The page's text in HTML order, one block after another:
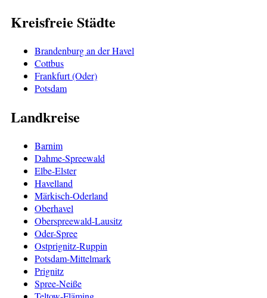
Kreisfreie Städte
Brandenburg an der Havel
Cottbus
Frankfurt (Oder)
Potsdam
Landkreise
Barnim
Dahme-Spreewald
Elbe-Elster
Havelland
Märkisch-Oderland
Oberhavel
Oberspreewald-Lausitz
Oder-Spree
Ostprignitz-Ruppin
Potsdam-Mittelmark
Prignitz
Spree-Neiße